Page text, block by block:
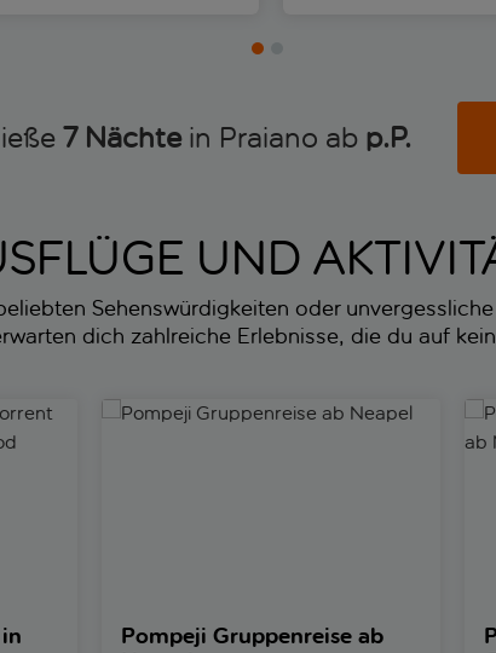
7 Nächtein Praiano ab p.P.
UND
Sehenswürdigkeiten oder
dich zahlreiche Erlebnisse, die du auf
mit Verkostung von Street Food
Pompeji Gruppenreise ab Neapel
Pompeji Gruppenreise ab